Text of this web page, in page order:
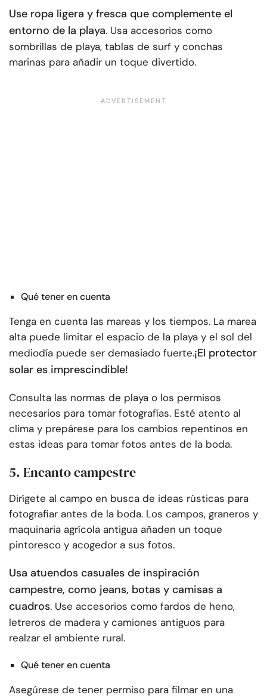
Use ropa ligera y fresca que complemente el
entorno de la playa. Usa accesorios como
sombrillas de playa, tablas de surf y conchas
marinas para añadir un toque divertido.
Qué tener en cuenta
Tenga en cuenta las mareas y los tiempos. La marea
alta puede limitar el espacio de la playa y el sol del
mediodía puede ser demasiado fuerte.¡El protector
solar es imprescindible!
Consulta las normas de playa o los permisos
necesarios para tomar fotografías. Esté atento al
clima y prepárese para los cambios repentinos en
estas ideas para tomar fotos antes de la boda.
5. Encanto campestre
Dirígete al campo en busca de ideas rústicas para
fotografiar antes de la boda. Los campos, graneros y
maquinaria agrícola antigua añaden un toque
pintoresco y acogedor a sus fotos.
Usa atuendos casuales de inspiración
campestre, como jeans, botas y camisas a
cuadros. Use accesorios como fardos de heno,
letreros de madera y camiones antiguos para
realzar el ambiente rural.
Qué tener en cuenta
Asegúrese de tener permiso para filmar en una